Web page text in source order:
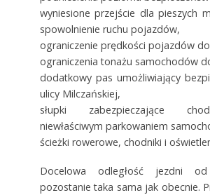
wyniesione przejście dla pieszych
spowolnienie ruchu pojazdów,
ograniczenie prędkości pojazdów
ograniczenia tonażu samochodów
dodatkowy pas umożliwiający
ulicy Milczańskiej,
słupki zabezpieczające
niewłaściwym parkowaniem
ścieżki rowerowe, chodniki i
Docelowa odległość jezdni
pozostanie taka sama jak obecnie.